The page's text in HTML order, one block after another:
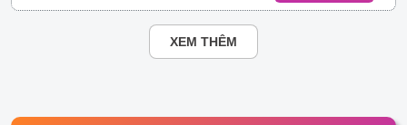
XEM THÊM